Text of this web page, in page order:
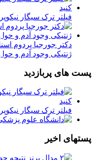
فیلتر ترک سیگار
دکتر جورجیا پردوم
ژنتیکی وجود آدم و حوا
پست های پربازدید
فیلتر ترک سیگار
پستهای اخیر